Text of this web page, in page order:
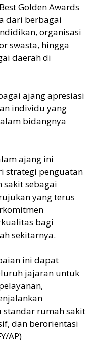
Golden Awards
dari berbagai
organisasi
swasta, hingga
daerah di
ajang apresiasi
individu yang
bidangnya
ajang ini
strategi penguatan
sebagai
yang terus
bagi
sekitarnya.
ini dapat
jajaran untuk
rumah sakit
dan berorientasi
AP)